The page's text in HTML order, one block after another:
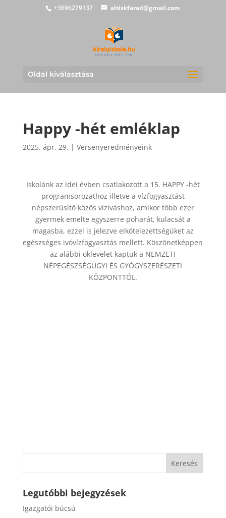
+3696279137 altiskfarad@gmail.com
Oldal kiválasztása
Happy -hét emléklap
2025. ápr. 29. | Versenyeredményeink
Iskolánk az idei évben csatlakozott a 15. HAPPY -hét
programsorozathoz illetve a vízfogyasztást
népszerűsítő közös víziváshoz, amikor több ezer
gyermek emelte egyszerre poharát, kulacsát a
magasba, ezzel is jelezve elkötelezettségüket az
egészséges ivóvízfogyasztás mellett. Köszönetképpen
az alábbi oklevelet kaptuk a NEMZETI
NÉPEGÉSZSÉGÜGYI ÉS GYÓGYSZERÉSZETI
KÖZPONTTÓL.
Legutóbbi bejegyzések
Igazgatói búcsú